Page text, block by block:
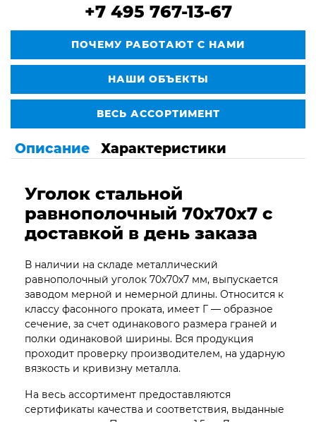
+7 495 767-13-67
ПОЧЕМУ РАБОТАЮТ С НАМИ
НАШИ ОБЪЕКТЫ
ВЕСЬ АССОРТИМЕНТ
Описание Характеристики
Уголок стальной
равнополочный 70х70х7 с
доставкой в день заказа
В наличии на складе металлический
равнополочный уголок 70х70х7 мм, выпускается
заводом мерной и немерной длины. Относится к
классу фасонного проката, имеет Г — образное
сечение, за счет одинакового размера граней и
полки одинаковой ширины. Вся продукция
проходит проверку производителем, на ударную
вязкость и кривизну металла.
На весь ассортимент предоставляются
сертификаты качества и соответствия, выданные